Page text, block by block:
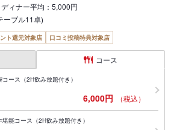
ィナー平均：5,000円
ブル11卓)
ト還元対象店 口コミ投稿特典対象店
コース
ース（2H飲み放題付き）
6,000円 （税込）
能コース（2H飲み放題付き）